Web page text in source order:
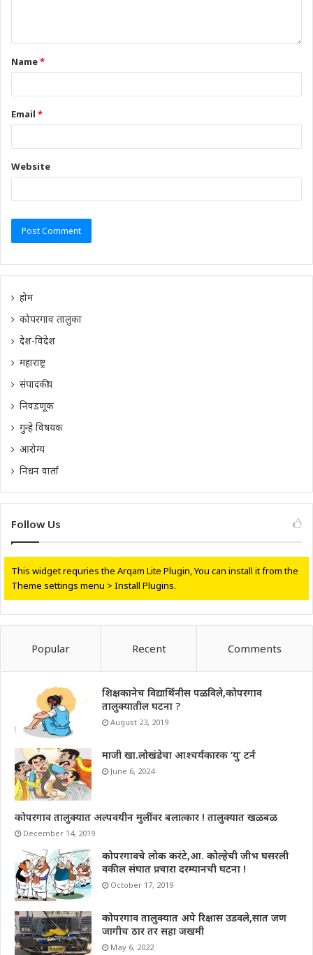
Name*
Email *
Website
होम
कोपरगाव तालुका
देश-विदेश
महाराष्ट्र
संपादकीय
निवडणूक
गुन्हे विषयक
आरोग्य
निधन वार्ता
Follow Us
This widget requries the Arqam Lite Plugin, You can install it from the
Theme settings menu > Install Plugins.
Popular Recent Comments
शिक्षकानेच विद्यार्थिनीस पळविले,कोपरगाव
तालुक्यातील घटना ?
August 23, 2019
माजी खा.लोखंडेचा आश्चर्यकारक ‘यु’ टर्न
June 6, 2024
कोपरगाव तालुक्यात अल्पवयीन मुलींवर बलात्कार ! तालुक्यात खळबळ
December 14, 2019
कोपरगावचे लोक करंटे,आ. कोल्हेची जीभ घसरली
वकील संघात प्रचारा दरम्यानची घटना !
October 17, 2019
कोपरगाव तालुक्यात अपे रिक्षास उडवले,सात जण
जागीच ठार तर सहा जखमी
May 6, 2022